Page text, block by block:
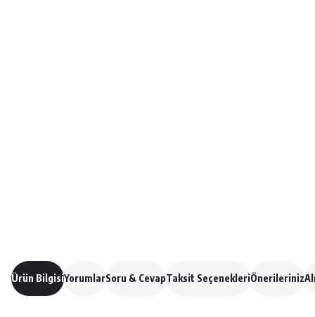
Ürün BilgisiYorumlarSoru & CevapTaksit SeçenekleriÖnerileriniz